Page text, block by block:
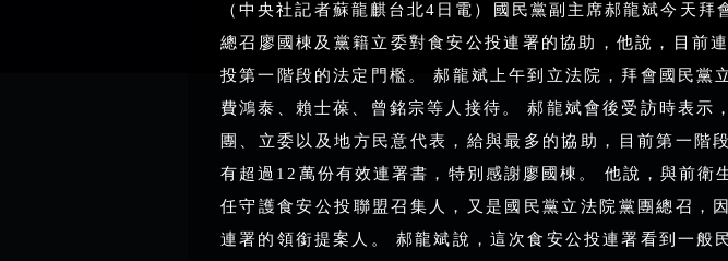
（中央社記者蘇龍麒台北4日電）國民黨副主席郝龍斌今天拜
總召廖國棟及黨籍立委對食安公投連署的協助，他說，目前
投第一階段的法定門檻。 郝龍斌上午到立法院，拜會國民黨
費鴻泰、賴士葆、曾銘宗等人接待。 郝龍斌會後受訪時表示
團、立委以及地方民意代表，給與最多的協助，目前第一階
有超過12萬份有效連署書，特別感謝廖國棟。 他說，與前衛
任守護食安公投聯盟召集人，又是國民黨立法院黨團總召，
連署的領銜提案人。 郝龍斌說，這次食安公投連署看到一般